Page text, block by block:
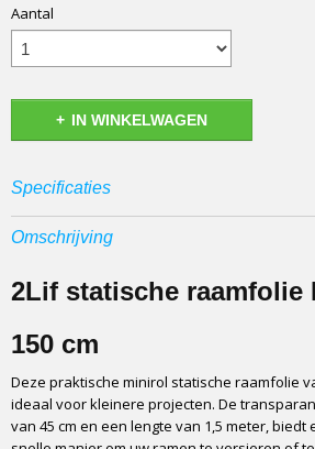
Aantal
IN WINKELWAGEN
Specificaties
Productcode
EAN code
Netto gewicht
Afmetingen (l,b,h)
150 x 0 x 45 cm
Merk
Omschrijving
2Lif statische raamfolie
150 cm
Deze praktische minirol statische raamfolie
ideaal voor kleinere projecten. De
van 45 cm en een lengte van 1,5 meter, biedt